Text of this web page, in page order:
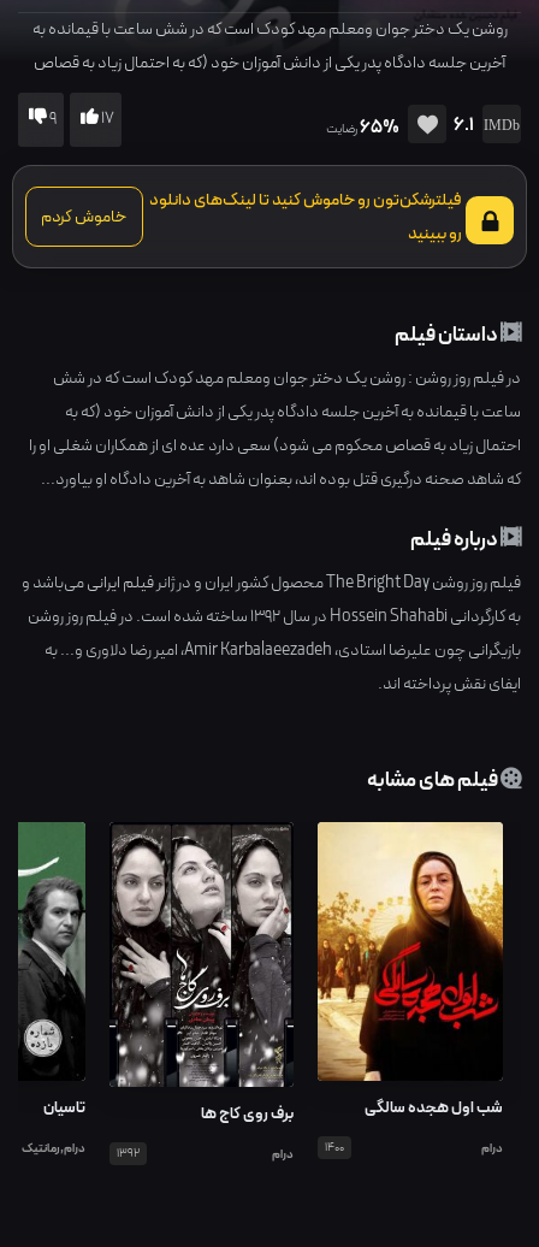
روشن یک دختر جوان ومعلم مهد کودک است که در شش ساعت با قیمانده به
آخرین جلسه دادگاه پدر یکی از دانش آموزان خود (که به احتمال زیاد به قصاص
محکوم می شود) سعی دارد عده ای از همکاران شغلی او را که شاهد صحنه درگیری
قتل بوده اند، بعنوان شاهد به آخرین دادگاه او بیاورد...
6.1
65%رضایت 17
9
فیلترشکن‌تون رو خاموش کنید تا لینک‌های دانلود
رو ببینید
خاموش کردم
داستان فیلم
در فیلم روز روشن : روشن یک دختر جوان ومعلم مهد کودک است که در شش
ساعت با قیمانده به آخرین جلسه دادگاه پدر یکی از دانش آموزان خود (که به
احتمال زیاد به قصاص محکوم می شود) سعی دارد عده ای از همکاران شغلی او را
که شاهد صحنه درگیری قتل بوده اند، بعنوان شاهد به آخرین دادگاه او بیاورد...
درباره فیلم
فیلم روز روشن The Bright Day محصول کشور ایرانو در ژانرفیلم ایرانیمی‌باشد و
به کارگردانیHossein Shahabiدر سال1392ساخته شده است. در فیلم روز روشن
بازیگرانی چونعلیرضا استادی،Amir Karbalaeezadeh،امیر رضا دلاوریو... به
ایفای نقش پرداخته اند.
فیلم های مشابه
شب اول هجده سالگی
درام 1400
برف روی کاج ها
درام 1392
تاسیان
درام,رمانتیک